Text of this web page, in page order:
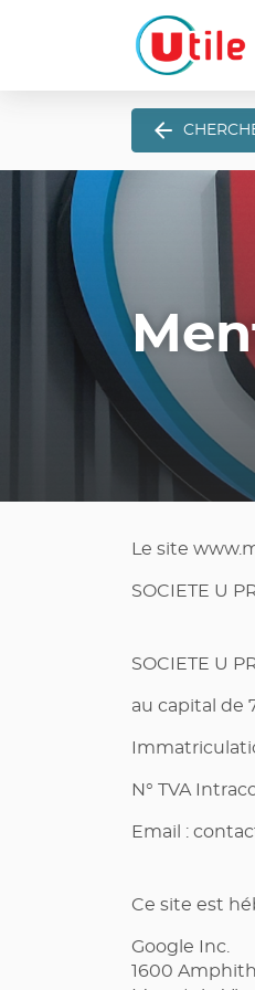
Le site
SOCIETE U
SOCIETE U
au capital de
N° TVA
Email :
Ce site est
Google Inc.
1600